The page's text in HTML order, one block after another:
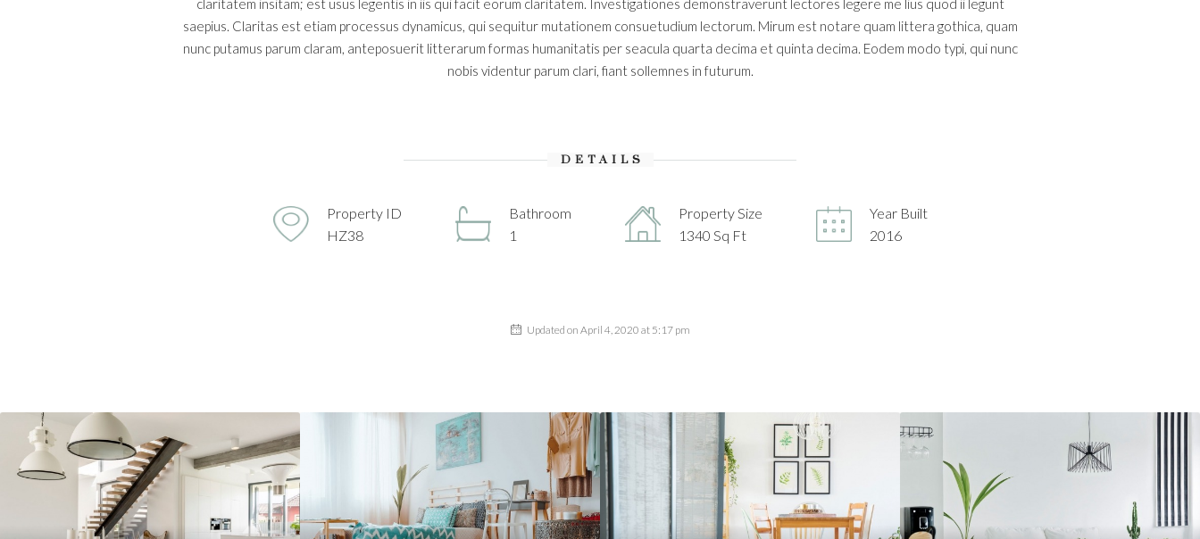
claritatem insitam; est usus legentis in iis qui facit eorum claritatem. Investigationes demonstraverunt lectores legere me lius quod ii legunt
saepius. Claritas est etiam processus dynamicus, qui sequitur mutationem consuetudium lectorum. Mirum est notare quam littera gothica, quam
nunc putamus parum claram, anteposuerit litterarum formas humanitatis per seacula quarta decima et quinta decima. Eodem modo typi, qui nunc
nobis videntur parum clari, fiant sollemnes in futurum.
DETAILS
Property ID
HZ38
Bathroom
1
Property Size
1340 Sq Ft
Year Built
2016
Updated on April 4, 2020 at 5:17 pm